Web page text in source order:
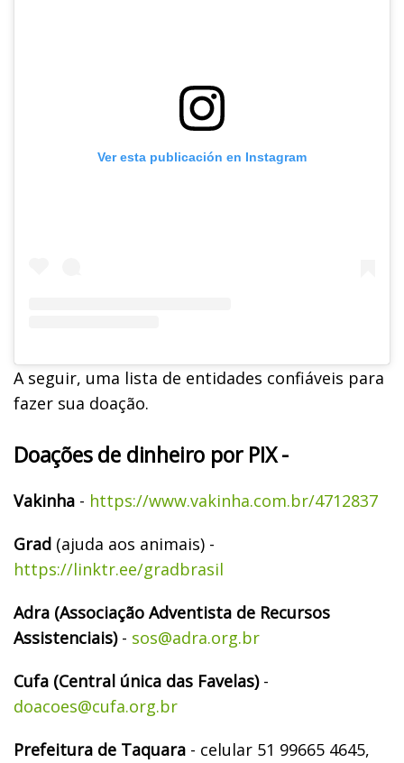
Ver esta publicación en Instagram
A seguir, uma lista de entidades confiáveis para
fazer sua doação.
Doações de dinheiro por PIX -
Vakinha - https://www.vakinha.com.br/4712837
Grad (ajuda aos animais) -
https://linktr.ee/gradbrasil
Adra (Associação Adventista de Recursos
Assistenciais)- sos@adra.org.br
Cufa (Central única das Favelas)-
doacoes@cufa.org.br
Prefeitura de Taquara - celular 51 99665 4645,